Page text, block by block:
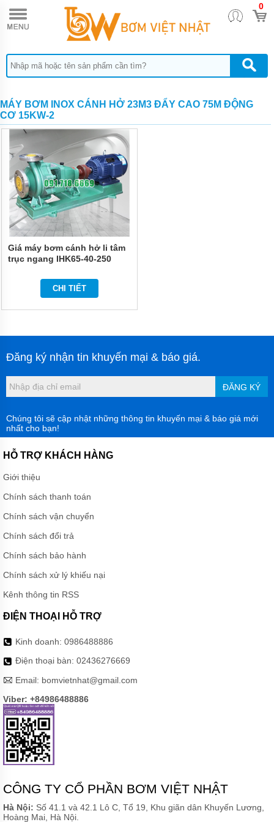
0
TRANG
CHỦ
BƠM
CÔNG
NGHIỆP
BƠM
HÚT
BÙN
CÔNG
NGHIỆP
P-SERI
MÁY
BƠM
HÚT
BÙN
MINI
PS
MÁY
BƠM
HÚT
ĐẶC
CHÌM
KHỬ
NƯỚC
BƠM
CHÌM
KHÁNG
HÓA
CHẤT
MÁY
CHÌM
NƯỚC
PENTAX
MÁY
HÚT
THẢI
MÁY
BƠM
CHÌM
HÚT
BÙN
EBARA
CHÌM
NƯỚC
THẢI
MÁY BƠM INOX CÁNH HỞ 23M3 ĐẨY CAO 75M ĐỘNG
CƠ 15KW-2
Giá máy bơm cánh hở li tâm
trục ngang IHK65-40-250
CHI TIẾT
Đăng ký nhận tin khuyến mại & báo giá.
ĐĂNG KÝ
Chúng tôi sẽ cập nhật những thông tin khuyến mại & báo giá mới
nhất cho bạn!
HỖ TRỢ KHÁCH HÀNG
Giới thiệu
Chính sách thanh toán
Chính sách vận chuyển
Chính sách đổi trả
Chính sách bảo hành
Chính sách xử lý khiếu nại
Kênh thông tin RSS
ĐIỆN THOẠI HỖ TRỢ
Kinh doanh: 0986488886
Điện thoại bàn: 02436276669
Email: bomvietnhat@gmail.com
Viber: +84986488886
CÔNG TY CỔ PHẦN BƠM VIỆT NHẬT
Hà Nội: Số 41.1 và 42.1 Lô C, Tổ 19, Khu giãn dân Khuyến Lương,
Hoàng Mai, Hà Nội.